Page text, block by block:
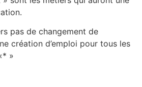
pas de changement de
création d’emploi pour tous les
»